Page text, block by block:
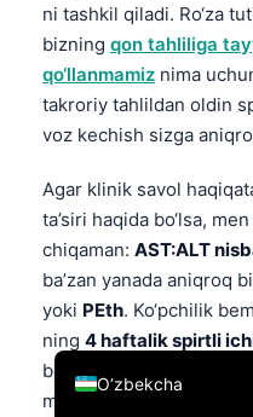
ni tashkil qiladi. Ro‘za
bizning qon tahliliga
qo‘llanmamiz nima
takroriy tahlildan oldin
voz kechish sizga
Agar klinik savol
ta’siri haqida bo‘lsa,
chiqaman: AST:ALT
ba’zan yanada aniqroq
yoki PEth. Ko‘pchilik
ning 4 haftalik spirtli
bo‘lishi mumkinmi, deb
ma’lumot berishini
O‘zbekcha
English
Deutsch
العربية
Français
עִבְרִית
Italiano
Español
Português
Ελληνικά